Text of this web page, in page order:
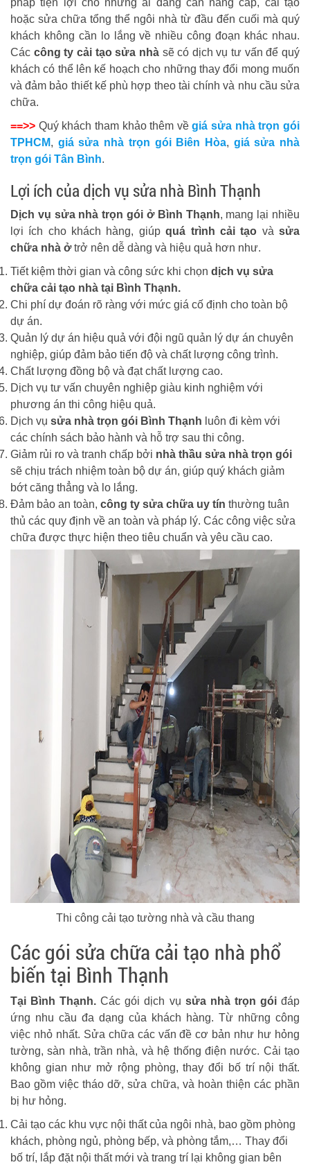
pháp tiện lợi cho những ai đang cần nâng cấp, cải tạo
hoặc sửa chữa tổng thể ngôi nhà từ đầu đến cuối mà quý
khách không cần lo lắng về nhiều công đoạn khác nhau.
Các công ty cải tạo sửa nhàsẽ có dịch vụ tư vấn để quý
khách có thể lên kế hoạch cho những thay đổi mong muốn
và đảm bảo thiết kế phù hợp theo tài chính và nhu cầu sửa
chữa.
==>> Quý khách tham khảo thêm vềgiá sửa nhà trọn gói
TPHCM, giá sửa nhà trọn gói Biên Hòa, giá sửa nhà
trọn gói Tân Bình.
Lợi ích của dịch vụ sửa nhà Bình Thạnh
Dịch vụ sửa nhà trọn gói ở Bình Thạnh, mang lại nhiều
lợi ích cho khách hàng, giúpquá trình cải tạo vàsửa
chữa nhà ởtrở nên dễ dàng và hiệu quả hơn như.
Tiết kiệm thời gian và công sức khi chọn dịch vụ sửa
chữa cải tạo nhà tại Bình Thạnh.
Chi phí dự đoán rõ ràng với mức giá cố định cho toàn bộ
dự án.
Quản lý dự án hiệu quả với đội ngũ quản lý dự án chuyên
nghiệp, giúp đảm bảo tiến độ và chất lượng công trình.
Chất lượng đồng bộ và đạt chất lượng cao.
Dịch vụ tư vấn chuyên nghiệp giàu kinh nghiệm với
phương án thi công hiệu quả.
Dịch vụ sửa nhà trọn gói Bình Thạnh luôn đi kèm với
các chính sách bảo hành và hỗ trợ sau thi công.
Giảm rủi ro và tranh chấp bởi nhà thầu sửa nhà trọn gói
sẽ chịu trách nhiệm toàn bộ dự án, giúp quý khách giảm
bớt căng thẳng và lo lắng.
Đảm bảo an toàn, công ty sửa chữa uy tín thường tuân
thủ các quy định về an toàn và pháp lý. Các công việc sửa
chữa được thực hiện theo tiêu chuẩn và yêu cầu cao.
Thi công cải tạo tường nhà và cầu thang
Các gói sửa chữa cải tạo nhà phổ
biến tại Bình Thạnh
Tại Bình Thạnh. Các gói dịch vụ sửa nhà trọn góiđáp
ứng nhu cầu đa dạng của khách hàng. Từ những công
việc nhỏ nhất. Sửa chữa các vấn đề cơ bản như hư hỏng
tường, sàn nhà, trần nhà, và hệ thống điện nước. Cải tạo
không gian như mở rộng phòng, thay đổi bố trí nội thất.
Bao gồm việc tháo dỡ, sửa chữa, và hoàn thiện các phần
bị hư hỏng.
Cải tạo các khu vực nội thất của ngôi nhà, bao gồm phòng
khách, phòng ngủ, phòng bếp, và phòng tắm,… Thay đổi
bố trí, lắp đặt nội thất mới và trang trí lại không gian bên